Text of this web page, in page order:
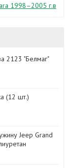
1998–2005 г.в
2123 "Белмаг"
(12 шт.)
Jeep Grand